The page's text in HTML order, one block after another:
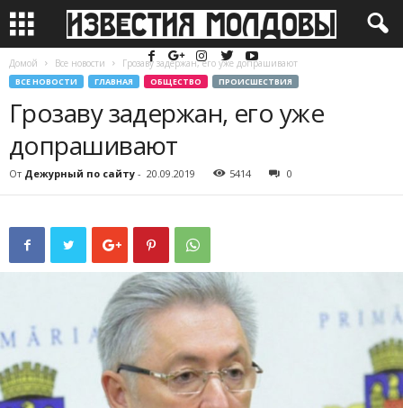
Домой Все новости Грозаву задержан, его уже допрашивают
ВСЕ НОВОСТИ ГЛАВНАЯ ОБЩЕСТВО ПРОИСШЕСТВИЯ
Грозаву задержан, его уже
допрашивают
От Дежурный по сайту - 20.09.2019 5414 0